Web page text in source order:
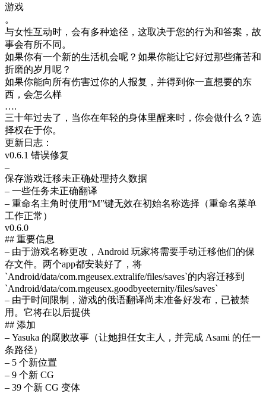
游戏
。
与女性互动时，会有多种途径，这取决于您的行为和答案，故
事会有所不同。
如果你有一个新的生活机会呢？如果你能让它好过那些痛苦和
折磨的岁月呢？
如果你能向所有伤害过你的人报复，并得到你一直想要的东
西，会怎么样
….
三十年过去了，当你在年轻的身体里醒来时，你会做什么？选
择权在于你。
更新日志：
v0.6.1 错误修复
–
保存游戏迁移未正确处理持久数据
– 一些任务未正确翻译
– 重命名主角时使用“M”键无效在初始名称选择（重命名菜单
工作正常）
v0.6.0
## 重要信息
– 由于游戏名称更改，Android 玩家将需要手动迁移他们的保
存文件。两个app都安装好了，将
`Android/data/com.rngeusex.extralife/files/saves`的内容迁移到
`Android/data/com.rngeusex.goodbyeeternity/files/saves`
– 由于时间限制，游戏的俄语翻译尚未准备好发布，已被禁
用。它将在以后提供
## 添加
– Yasuka 的腐败故事（让她担任女主人，并完成 Asami 的任一
条路径）
– 5 个新位置
– 9 个新 CG
– 39 个新 CG 变体